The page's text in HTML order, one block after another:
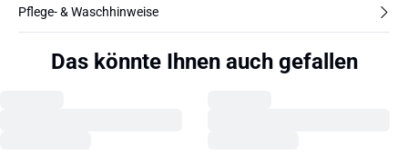
Pflege- & Waschhinweise
Das könnte Ihnen auch gefallen